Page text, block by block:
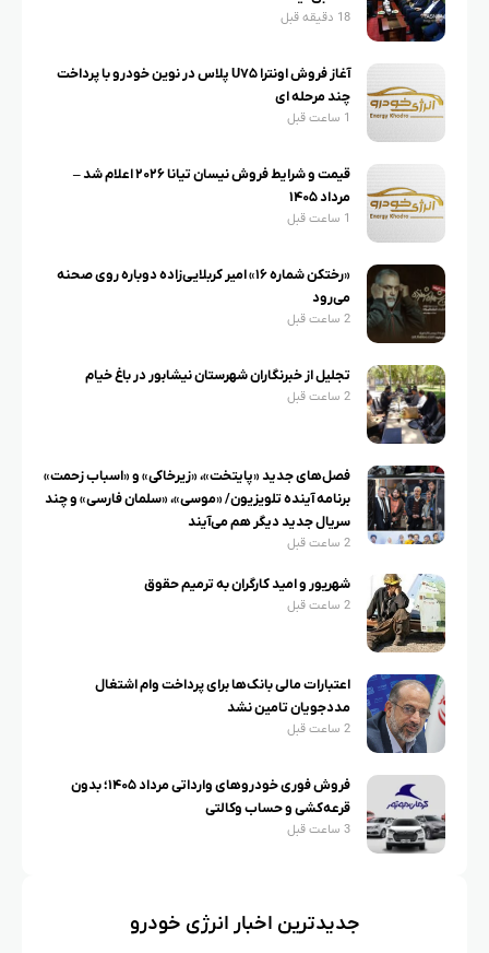
18 دقیقه قبل
آغاز فروش اونترا U۷۵ پلاس در نوین خودرو با پرداخت
چند مرحله ای
1 ساعت قبل
قیمت و شرایط فروش نیسان تیانا ۲۰۲۶ اعلام شد –
مرداد ۱۴۰۵
1 ساعت قبل
«رختکن شماره ۱۶» امیر کربلایی‌زاده دوباره روی صحنه
می‌رود
2 ساعت قبل
تجلیل از خبرنگاران شهرستان نیشابور در باغ خیام
2 ساعت قبل
فصل‌های جدید «پایتخت»، «زیرخاکی» و «اسباب زحمت»
برنامه آینده تلویزیون/ «موسی»، «سلمان فارسی» و چند
سریال جدید دیگر هم می‌آیند
2 ساعت قبل
شهریور و امید کارگران به ترمیم حقوق
2 ساعت قبل
اعتبارات مالی بانک‌ها برای پرداخت وام اشتغال
مددجویان تامین نشد
2 ساعت قبل
فروش فوری خودروهای وارداتی مرداد ۱۴۰۵؛ بدون
قرعه‌کشی و حساب وکالتی
3 ساعت قبل
جدیدترین اخبار انرژی خودرو